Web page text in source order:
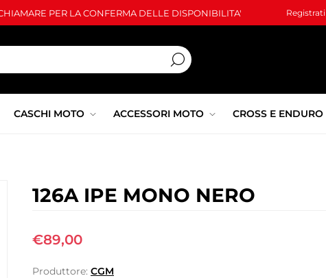
PER LA CONFERMA DELLE DISPONIBILITA' Registrati
CASCHI MOTO ACCESSORI MOTO CROSS E ENDURO
126A IPE MONO NERO
€89,00
Produttore: CGM